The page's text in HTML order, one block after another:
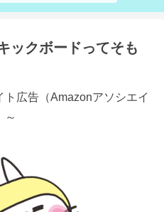
ックボードってそも
広告（Amazonアソシエイ
～